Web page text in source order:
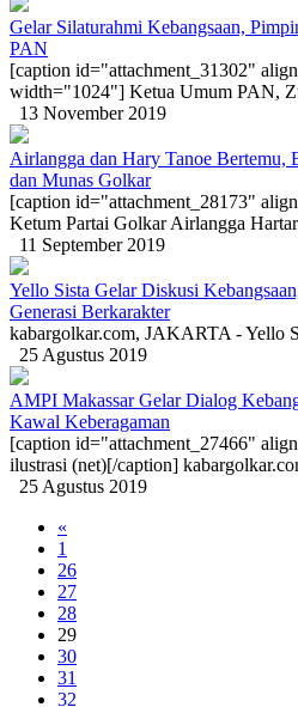
Gelar Silaturahmi Kebangsaan,
PAN
[caption id="attachment_31302"
width="1024"] Ketua Umum PAN,
13 November 2019
Airlangga dan Hary Tanoe Bertemu,
dan Munas Golkar
[caption id="attachment_28173"
Ketum Partai Golkar Airlangga
11 September 2019
Yello Sista Gelar Diskusi
Generasi Berkarakter
kabargolkar.com, JAKARTA - Yello
25 Agustus 2019
AMPI Makassar Gelar Dialog
Kawal Keberagaman
[caption id="attachment_27466"
ilustrasi (net)[/caption]
25 Agustus 2019
«
1
26
27
28
29
30
31
32